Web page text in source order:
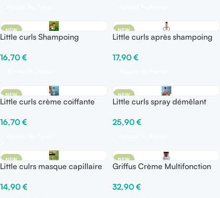
NEW
Little curls Shampoing
16,70 €
NEW
Little curls après shampoing
17,90 €
NEW
Little curls crème coiffante
16,70 €
NEW
Little curls spray démêlant
25,90 €
NEW
Little culrs masque capillaire
14,90 €
NEW
Griffus Crème Multifonction
32,90 €